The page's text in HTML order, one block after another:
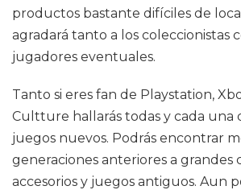
productos bastante difíciles de
agradará tanto a los coleccionistas
jugadores eventuales.
Tanto si eres fan de Playstation,
Cultture hallarás todas y cada una
juegos nuevos. Podrás encontrar
generaciones anteriores a grandes
accesorios y juegos antiguos. Aun